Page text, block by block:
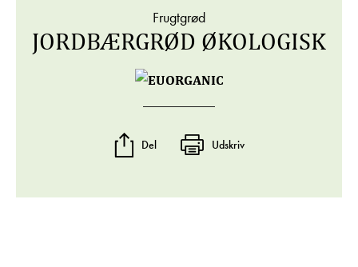
Frugtgrød
JORDBÆRGRØD ØKOLOGISK
Del Udskriv